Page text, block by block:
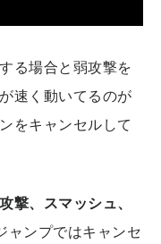
る場合と弱攻撃を
速く動いてるのが
をキャンセルして
撃、スマッシュ、
ャンプではキャンセ